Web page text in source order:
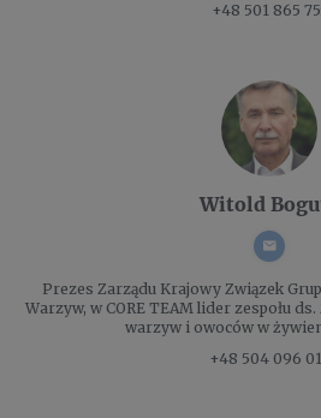
+48 501 865
Witold
Prezes Zarządu Krajowy Związek
Warzyw, w CORE TEAM lider zespołu
warzyw i owoców w
+48 504 096